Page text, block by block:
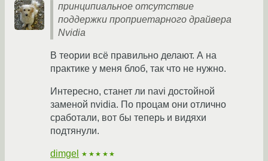
принципиальное отсутствие
поддержки проприетарного драйвера
Nvidia
В теории всё правильно делают. А на
практике у меня блоб, так что не нужно.
Интересно, станет ли navi достойной
заменой nvidia. По процам они отлично
сработали, вот бы теперь и видяхи
подтянули.
dimgel ★★★★★